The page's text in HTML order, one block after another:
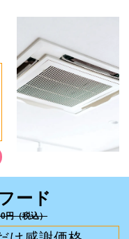
ード
円（税込）